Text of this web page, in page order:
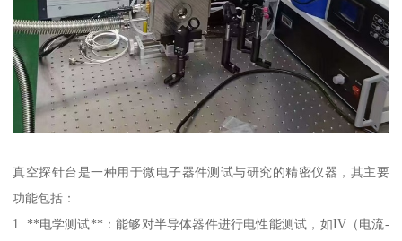
真空探针台是一种用于微电子器件测试与研究的精密仪器，其主要
功能包括：
1. **电学测试**：能够对半导体器件进行电性能测试，如IV（电流-